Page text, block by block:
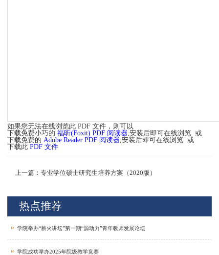
如果您无法在线浏览此 PDF 文件，则可以
下载免费小巧的 福昕(Foxit) PDF 阅读器 ,安装后即可在线浏览 或
下载免费的 Adobe Reader PDF 阅读器 ,安装后即可在线浏览 或
下载此 PDF 文件
上一篇：专业学位硕士研究生培养方案（2020版）
热点推荐
学院举办“薪火讲坛”第一期“源动力”青年教师发展论坛
学院成功举办2025年院级教学竞赛